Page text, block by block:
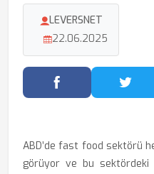
LEVERSNET
22.06.2025
Facebook'ta
ABD’de fast food sektörü
görüyor ve bu sektördeki